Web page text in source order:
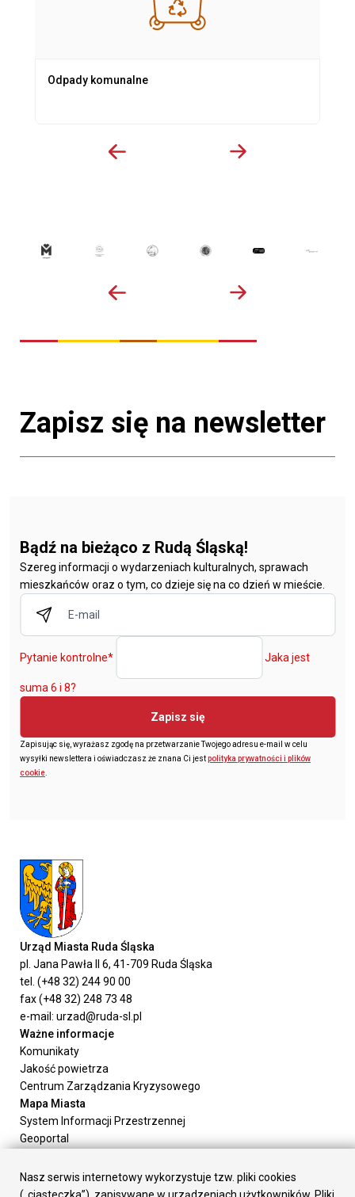
Odpady komunalne
Zapisz się na newsletter
Bądź na bieżąco z Rudą Śląską!
Szereg informacji o wydarzeniach kulturalnych, sprawach
mieszkańców oraz o tym, co dzieje się na co dzień w mieście.
Pytanie kontrolne* Jaka jest
suma 6 i 8?
Zapisz się
Zapisując się, wyrażasz zgodę na przetwarzanie Twojego adresu e-mail w celu
wysyłki newslettera i oświadczasz że znana Ci jestpolityka prywatności i plików
cookie
Urząd Miasta Ruda Śląska
pl. Jana Pawła II 6, 41-709 Ruda Śląska
tel. (+48 32) 244 90 00
fax (+48 32) 248 73 48
e-mail: urzad@ruda-sl.pl
Ważne informacje
Komunikaty
Jakość powietrza
Centrum Zarządzania Kryzysowego
Mapa Miasta
System Informacji Przestrzennej
Geoportal
Załatw sprawę
Prezydent Miasta
Nasz serwis internetowy wykorzystuje tzw. pliki cookies